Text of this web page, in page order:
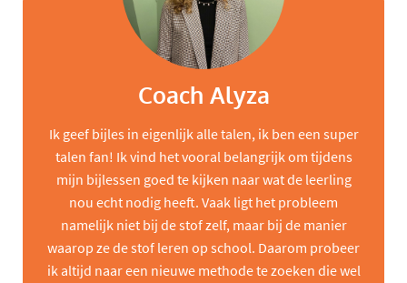
Coach Alyza
Ik geef bijles in eigenlijk alle talen, ik ben een super
talen fan! Ik vind het vooral belangrijk om tijdens
mijn bijlessen goed te kijken naar wat de leerling
nou echt nodig heeft. Vaak ligt het probleem
namelijk niet bij de stof zelf, maar bij de manier
waarop ze de stof leren op school. Daarom probeer
ik altijd naar een nieuwe methode te zoeken die wel